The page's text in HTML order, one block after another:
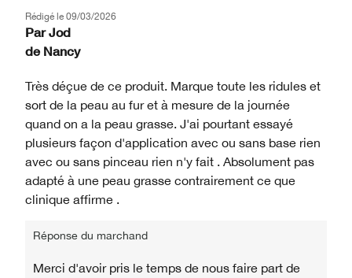
Rédigé le 09/03/2026
Par Jod
de Nancy
Très déçue de ce produit. Marque toute les ridules et
sort de la peau au fur et à mesure de la journée
quand on a la peau grasse. J'ai pourtant essayé
plusieurs façon d'application avec ou sans base rien
avec ou sans pinceau rien n'y fait . Absolument pas
adapté à une peau grasse contrairement ce que
clinique affirme .
Réponse du marchand
Merci d'avoir pris le temps de nous faire part de